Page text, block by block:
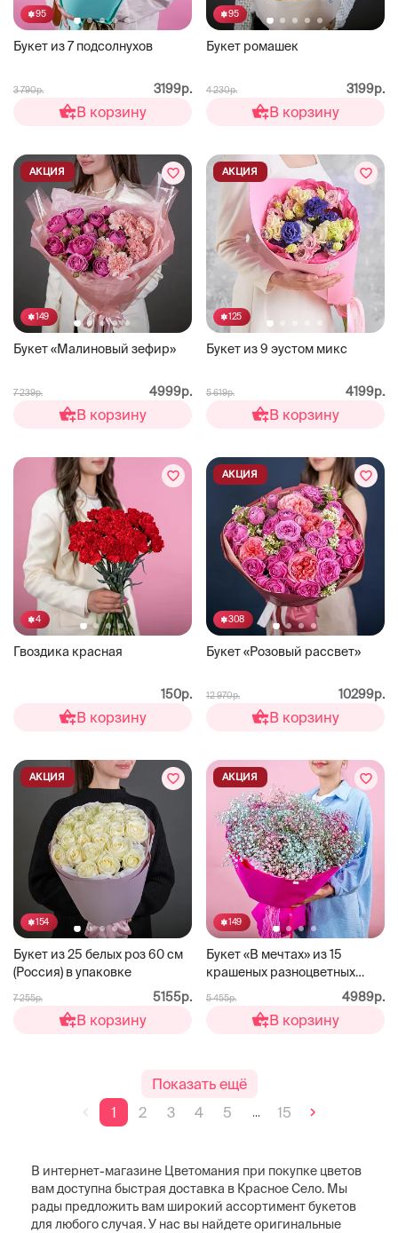
95
Букет из 7 подсолнухов
3 790р. 3199р.
В корзину
95
Букет ромашек
4 230р. 3199р.
В корзину
149
Букет «Малиновый зефир»
АКЦИЯ
7 239р. 4999р.
В корзину
125
Букет из 9 эустом микс
АКЦИЯ
5 619р. 4199р.
В корзину
4
Гвоздика красная
150р.
В корзину
308
Букет «Розовый рассвет»
АКЦИЯ
12 970р. 10299р.
В корзину
154
Букет из 25 белых роз 60 см
(Россия) в упаковке
АКЦИЯ
7 255р. 5155р.
В корзину
149
Букет «В мечтах» из 15
крашеных разноцветных
АКЦИЯ
5 455р. 4989р.
В корзину
Показать ещё
1
2 3 4 5 ... 15
В интернет-магазине Цветомания при покупке цветов
вам доступна быстрая доставка в Красное Село. Мы
рады предложить вам широкий ассортимент букетов
для любого случая. У нас вы найдете оригинальные